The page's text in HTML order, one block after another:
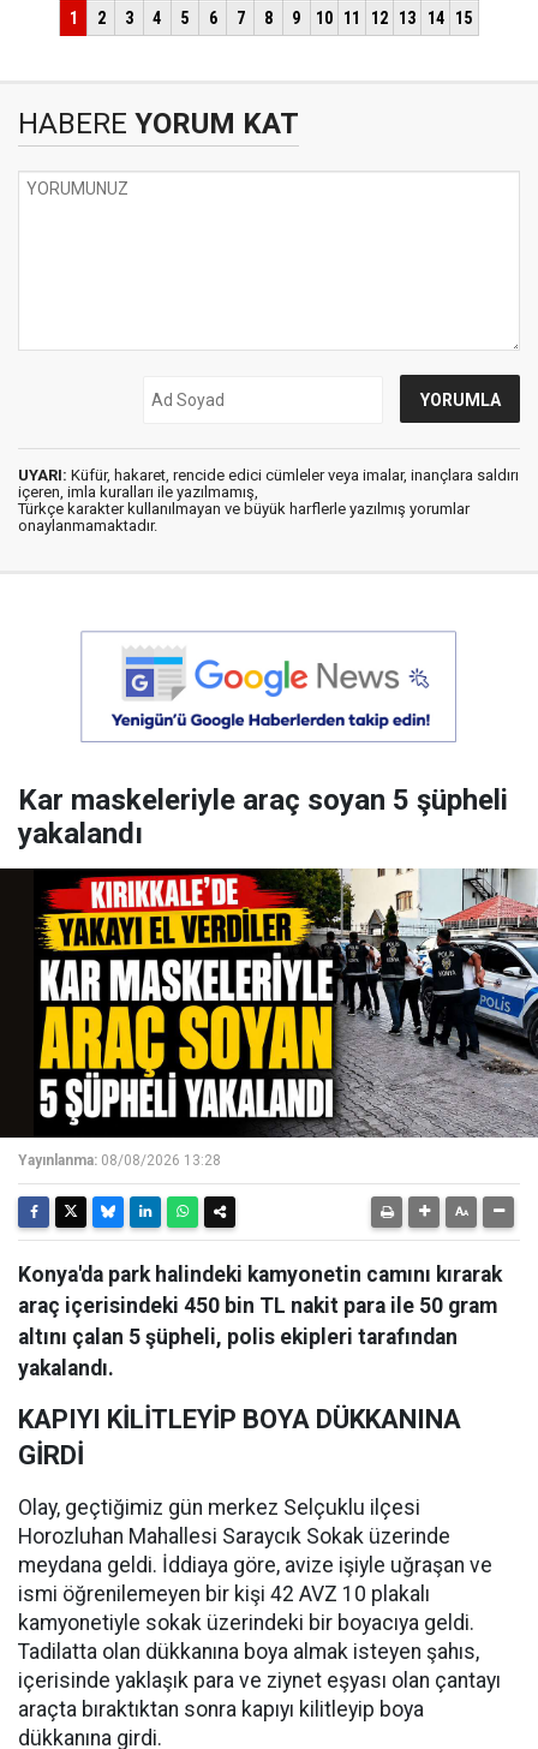
HABERE YORUM KAT
UYARI: Küfür, hakaret, rencide edici cümleler veya imalar, inançlara saldırı
içeren, imla kuralları ile yazılmamış,
Türkçe karakter kullanılmayan ve büyük harflerle yazılmış yorumlar
onaylanmamaktadır.
Kar maskeleriyle araç soyan 5 şüpheli
yakalandı
Yayınlanma: 08/08/2026 13:28
Konya'da park halindeki kamyonetin camını kırarak
araç içerisindeki 450 bin TL nakit para ile 50 gram
altını çalan 5 şüpheli, polis ekipleri tarafından
yakalandı.
KAPIYI KİLİTLEYİP BOYA DÜKKANINA
GİRDİ
Olay, geçtiğimiz gün merkez Selçuklu ilçesi
Horozluhan Mahallesi Saraycık Sokak üzerinde
meydana geldi. İddiaya göre, avize işiyle uğraşan ve
ismi öğrenilemeyen bir kişi 42 AVZ 10 plakalı
kamyonetiyle sokak üzerindeki bir boyacıya geldi.
Tadilatta olan dükkanına boya almak isteyen şahıs,
içerisinde yaklaşık para ve ziynet eşyası olan çantayı
araçta bıraktıktan sonra kapıyı kilitleyip boya
dükkanına girdi.